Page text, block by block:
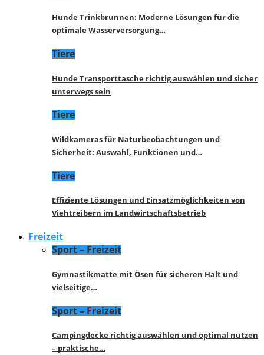
Hunde Trinkbrunnen: Moderne Lösungen für die
optimale Wasserversorgung…
Tiere
Hunde Transporttasche richtig auswählen und sicher
unterwegs sein
Tiere
Wildkameras für Naturbeobachtungen und
Sicherheit: Auswahl, Funktionen und…
Tiere
Effiziente Lösungen und Einsatzmöglichkeiten von
Viehtreibern im Landwirtschaftsbetrieb
Freizeit
Sport – Freizeit
Gymnastikmatte mit Ösen für sicheren Halt und
vielseitige…
Sport – Freizeit
Campingdecke richtig auswählen und optimal nutzen
– praktische…